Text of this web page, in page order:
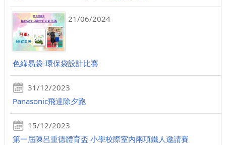
21/06/2024
色綠易袋-環保袋設計比賽
31/12/2023
Panasonic飛達除夕跑
15/12/2023
第一屆陳呂重德體育盃 小學校際室內兩項鐵人邀請賽